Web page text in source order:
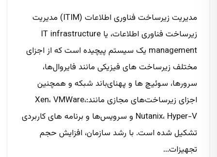
مدیریت زیرساخت فناوری اطلاعات (ITIM) مدیریت
زیرساخت فناوری اطلاعات، یا IT infrastructure
management یک سیستم پیچیده است که از اجزای
مختلف زیرساخت های فیزیکی مانند فایروال‌ها،
سرورها، سوئیچ ها و پهنای‌باند شبکه و همچنین
اجزای زیرساخت‌های مجازی مانند:Xen، VMWare،
Nutanix، Hyper-V و سرویس‌ها و برنامه های کاربردی
تشکیل شده است. با رشد سازمان، افزایش حجم
تجهیزات...